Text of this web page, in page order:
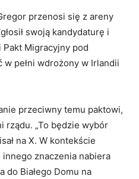
przenosi się z areny
swoją kandydaturę i
Migracyjny pod
w pełni wdrożony w Irlandii
przeciwny temu paktowi,
rządu. „To będzie wybór
na X. W kontekście
innego znaczenia nabiera
do Białego Domu na